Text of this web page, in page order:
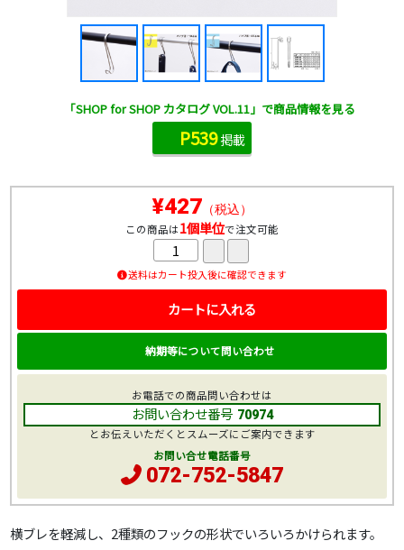
横ブレを軽減し、2種類のフックの形状でいろいろかけられます。
¥427 （税込）
この商品は1個単位で注文可能
送料はカート投入後に確認できます
カートに入れる
納期等について問い合わせ
お電話での商品問い合わせは
お問い合わせ番号 70974
とお伝えいただくとスムーズにご案内できます
お問い合せ電話番号
072-752-5847
「SHOP for SHOP カタログ VOL.11」で商品情報を見る
P539掲載